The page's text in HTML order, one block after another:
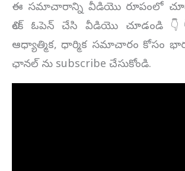
ఈ సమాచారాన్ని వీడియొ రూపంలో
లింక్ ఓపెన్ చేసి వీడియొ చూడండి
ఆధ్యాత్మిక, ధార్మిక సమాచారం కోసం
ఛానల్ ను subscribe చేసుకోండి.